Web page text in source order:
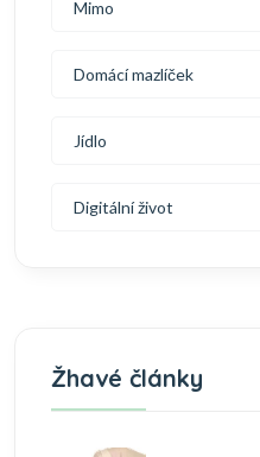
Mimo
Domácí mazlíček
Jídlo
Digitální život
Žhavé články